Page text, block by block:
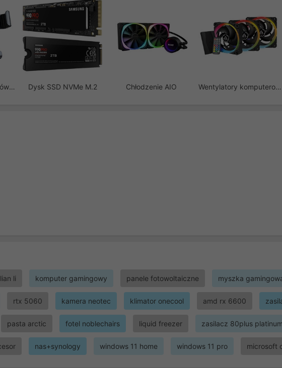
Akcesoria do telefonów GSM Dysk SSD NVMe M.2 Chłodzenie AIO Wentylatory komputerowe
li komputer gamingowy panele fotowoltaiczne myszka
rtx 5060 kamera neotec klimator onecool amd rx 6600
pasta arctic fotel noblechairs liquid freezer zasilacz 80plus platinum
nas+synology windows 11 home windows 11 pro microsoft